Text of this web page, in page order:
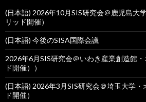
(日本語) 2026年10月SIS研究会＠鹿児島大
リッド開催）
(日本語) 今後のSISA国際会議
2026年6月SIS研究会＠いわき産業創造館
ド開催））
(日本語) 2026年3月SIS研究会＠埼玉大学・
ド開催）